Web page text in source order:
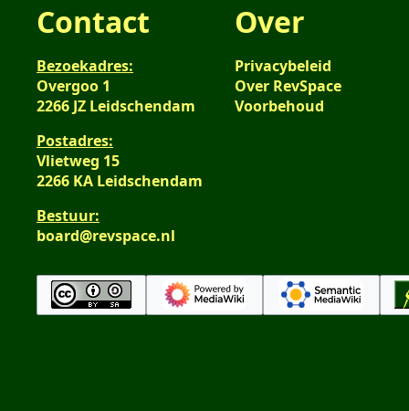
Contact
Bezoekadres:
Overgoo 1
2266 JZ Leidschendam
Postadres:
Vlietweg 15
2266 KA Leidschendam
Bestuur:
board@revspace.nl
Over
Privacybeleid
Over RevSpace
Voorbehoud